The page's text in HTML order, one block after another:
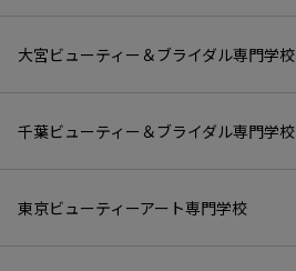
大宮ビューティー＆ブライダル専門学校
千葉ビューティー＆ブライダル専門学校
東京ビューティーアート専門学校